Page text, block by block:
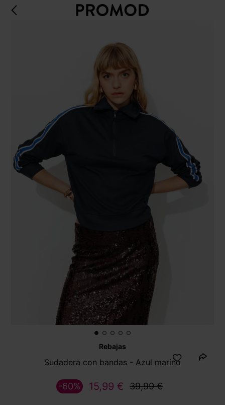
Rebajas
Sudadera con bandas - Azul marino
15,99 € 39,99 €
-60%